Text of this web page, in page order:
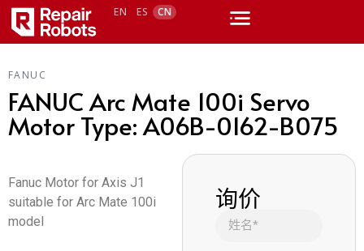
EN ES CN
FANUC
FANUC Arc Mate 100i Servo
Motor Type: A06B-0162-B075
Fanuc Motor for Axis J1
suitable for Arc Mate 100i
model
询价